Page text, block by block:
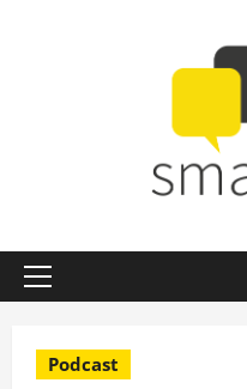
Primäres
Podcast